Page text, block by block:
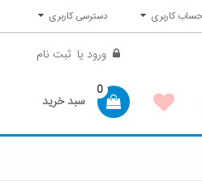
حساب کاربری دسترسی کاربری
ورود یا ثبت نام
سبد خرید
0